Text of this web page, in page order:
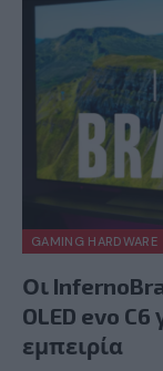
GAMING HARDWARE
Οι
OLED evo
εμπειρία